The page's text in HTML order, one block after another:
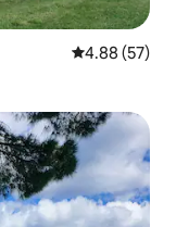
평점 4.88점(5
4.88 (57)